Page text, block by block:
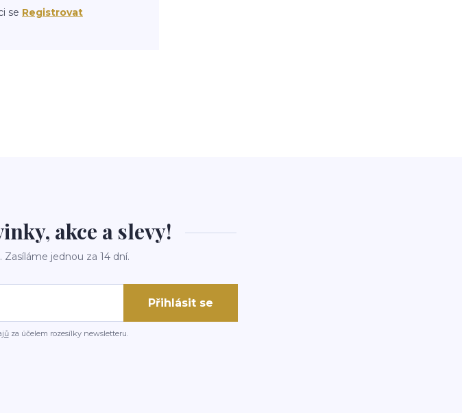
se Registrovat
akce a slevy!
jednou za 14 dní.
Přihlásit se
za účelem rozesílky newsletteru.